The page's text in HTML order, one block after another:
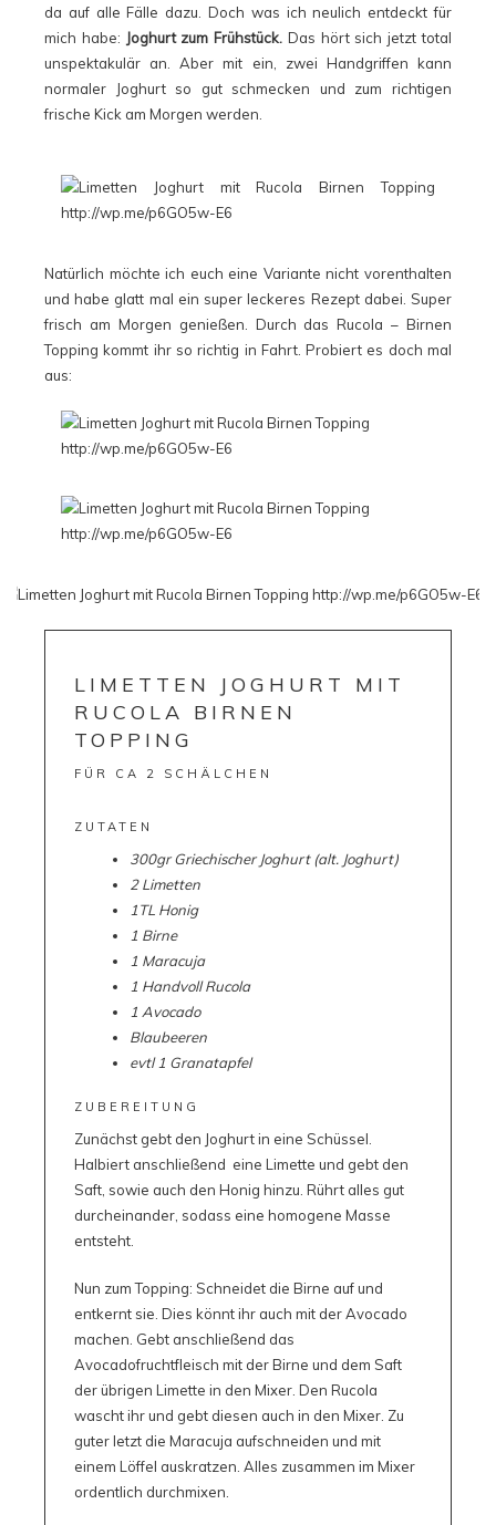
da auf alle Fälle dazu. Doch was ich neulich entdeckt für
mich habe: Joghurt zum Frühstück. Das hört sich jetzt total
unspektakulär an. Aber mit ein, zwei Handgriffen kann
normaler Joghurt so gut schmecken und zum richtigen
frische Kick am Morgen werden.
Natürlich möchte ich euch eine Variante nicht vorenthalten
und habe glatt mal ein super leckeres Rezept dabei. Super
frisch am Morgen genießen. Durch das Rucola – Birnen
Topping kommt ihr so richtig in Fahrt. Probiert es doch mal
aus:
LIMETTEN JOGHURT MIT
RUCOLA BIRNEN
TOPPING
FÜR CA 2 SCHÄLCHEN
ZUTATEN
300gr Griechischer Joghurt (alt. Joghurt)
2 Limetten
1TL Honig
1 Birne
1 Maracuja
1 Handvoll Rucola
1 Avocado
Blaubeeren
evtl 1 Granatapfel
ZUBEREITUNG
Zunächst gebt den Joghurt in eine Schüssel.
Halbiert anschließend eine Limette und gebt den
Saft, sowie auch den Honig hinzu. Rührt alles gut
durcheinander, sodass eine homogene Masse
entsteht.
Nun zum Topping: Schneidet die Birne auf und
entkernt sie. Dies könnt ihr auch mit der Avocado
machen. Gebt anschließend das
Avocadofruchtfleisch mit der Birne und dem Saft
der übrigen Limette in den Mixer. Den Rucola
wascht ihr und gebt diesen auch in den Mixer. Zu
guter letzt die Maracuja aufschneiden und mit
einem Löffel auskratzen. Alles zusammen im Mixer
ordentlich durchmixen.